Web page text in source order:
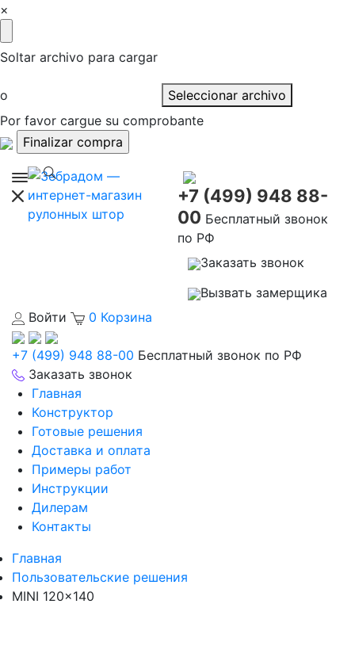
×
Soltar archivo para cargar
o
Seleccionar archivo
Por favor cargue su comprobante
+7 (499) 948 88-
00 Бесплатный звонок
по РФ
Заказать звонок
Вызвать замерщика
Войти
0 Корзина
+7 (499) 948 88-00 Бесплатный звонок по РФ
Заказать звонок
Главная
Конструктор
Готовые решения
Доставка и оплата
Примеры работ
Инструкции
Дилерам
Контакты
Главная
Пользовательские решения
MINI 120×140